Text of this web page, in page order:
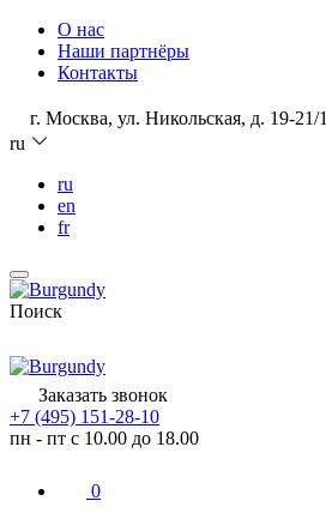
О нас
Наши партнёры
Контакты
г. Москва, ул. Никольская, д. 19-21/1
ru
ru
en
fr
Поиск
Заказать звонок
+7 (495) 151-28-10
пн - пт с 10.00 до 18.00
0